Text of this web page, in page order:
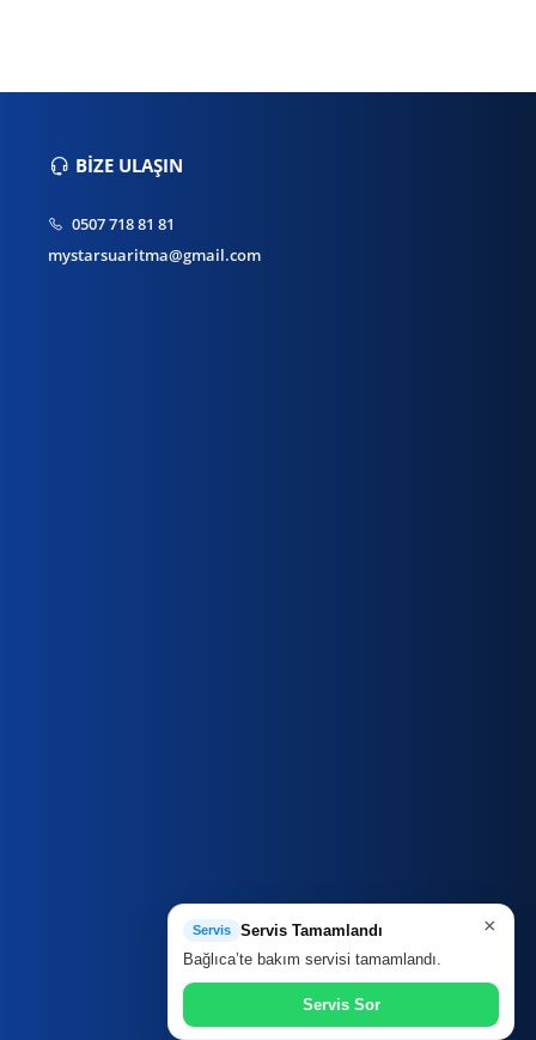
BİZE ULAŞIN
0507 718 81 81
mystarsuaritma@gmail.com
×
Servis
Servis Tamamlandı
Bağlıca’te bakım servisi tamamlandı.
Servis Sor